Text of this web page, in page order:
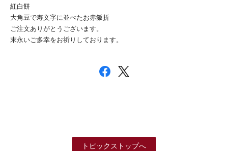
紅白餅
大角豆で寿文字に並べたお赤飯折
ご注文ありがとうございます。
末永いご多幸をお祈りしております。
トピックストップへ